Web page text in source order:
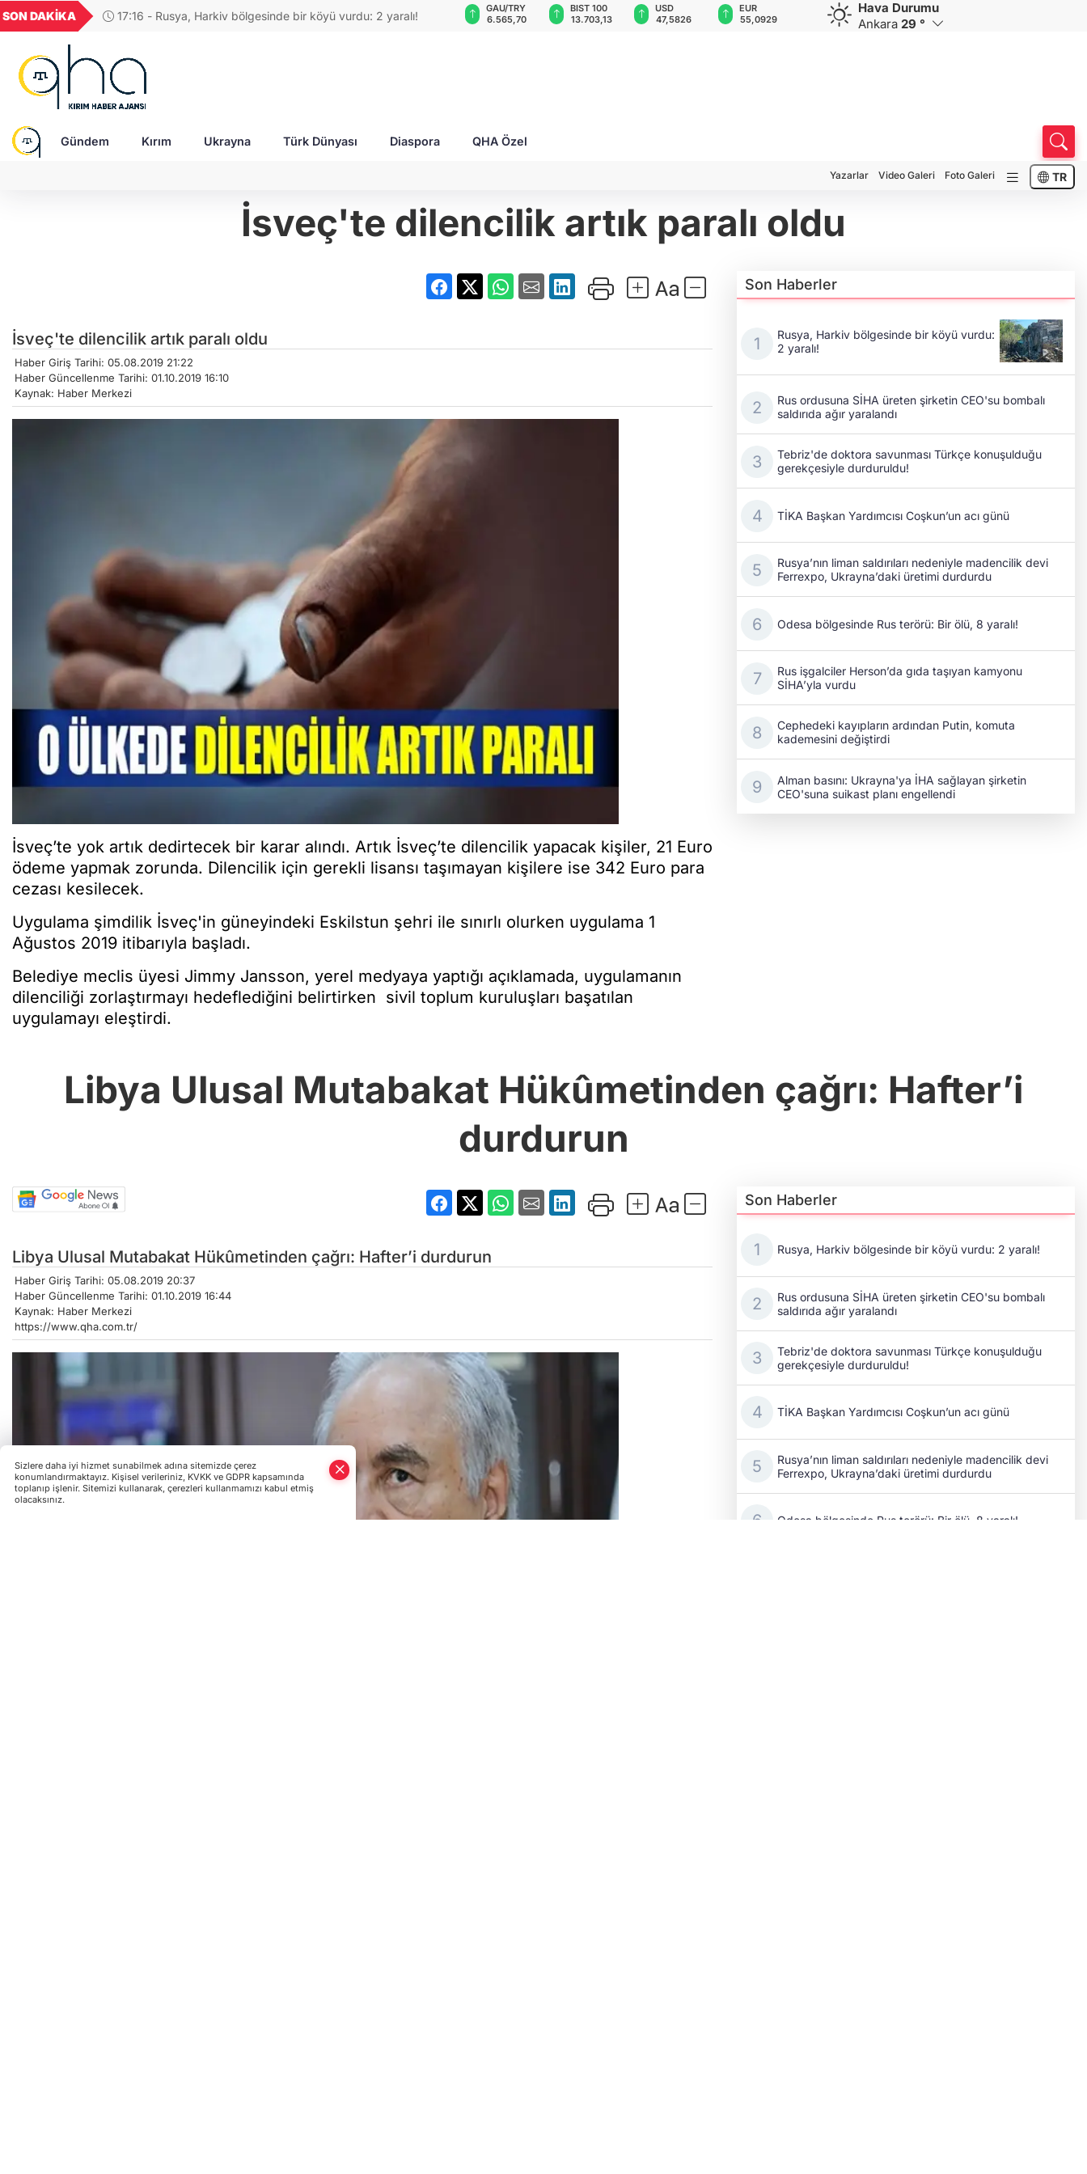
SON DAKİKA
17:04 - Rus ordusuna SİHA üreten şirketin CEO'su bombalı
1,1854
18,1960
16,2453
28,0626
0,0018
GAU/TRY
6.565,70
BIST 100
13.703,13
USD
47,5826
55,0929
64,2218
CHF
58,9984
CAD
33,9703
Hava Durumu
Ankara 29 °
Gündem Kırım Ukrayna Türk Dünyası Diaspora QHA Özel
Yazarlar Video Galeri Foto Galeri TR
İsveç'te dilencilik artık paralı oldu
İsveç'te dilencilik artık paralı oldu
Haber Giriş Tarihi: 05.08.2019 21:22
Haber Güncellenme Tarihi: 01.10.2019 16:10
Kaynak: Haber Merkezi
İsveç’te yok artık dedirtecek bir karar alındı. Artık İsveç’te dilencilik yapacak kişiler, 21 Euro
ödeme yapmak zorunda. Dilencilik için gerekli lisansı taşımayan kişilere ise 342 Euro para
cezası kesilecek.
Uygulama şimdilik İsveç'in güneyindeki Eskilstun şehri ile sınırlı olurken uygulama 1
Ağustos 2019 itibarıyla başladı.
Belediye meclis üyesi Jimmy Jansson, yerel medyaya yaptığı açıklamada, uygulamanın
dilenciliği zorlaştırmayı hedeflediğini belirtirken sivil toplum kuruluşları başatılan
uygulamayı eleştirdi.
Son Haberler
Rusya, Harkiv bölgesinde bir köyü vurdu:
2 yaralı!
Rus ordusuna SİHA üreten şirketin CEO'su bombalı
saldırıda ağır yaralandı
Tebriz'de doktora savunması Türkçe konuşulduğu
gerekçesiyle durduruldu!
TİKA Başkan Yardımcısı Coşkun’un acı günü
Rusya’nın liman saldırıları nedeniyle madencilik devi
Ferrexpo, Ukrayna’daki üretimi durdurdu
Odesa bölgesinde Rus terörü: Bir ölü, 8 yaralı!
Rus işgalciler Herson’da gıda taşıyan kamyonu
SİHA’yla vurdu
Cephedeki kayıpların ardından Putin, komuta
kademesini değiştirdi
Alman basını: Ukrayna'ya İHA sağlayan şirketin
CEO'suna suikast planı engellendi
Libya Ulusal Mutabakat Hükûmetinden çağrı: Hafter’i
durdurun
Libya Ulusal Mutabakat Hükûmetinden çağrı: Hafter’i durdurun
Haber Giriş Tarihi: 05.08.2019 20:37
Haber Güncellenme Tarihi: 01.10.2019 16:44
Kaynak: Haber Merkezi
https://www.qha.com.tr/
Son Haberler
Rusya, Harkiv bölgesinde bir köyü vurdu: 2 yaralı!
Rus ordusuna SİHA üreten şirketin CEO'su bombalı
saldırıda ağır yaralandı
Tebriz'de doktora savunması Türkçe konuşulduğu
gerekçesiyle durduruldu!
TİKA Başkan Yardımcısı Coşkun’un acı günü
Rusya’nın liman saldırıları nedeniyle madencilik devi
Ferrexpo, Ukrayna’daki üretimi durdurdu
Odesa bölgesinde Rus terörü: Bir ölü, 8 yaralı!
Sizlere daha iyi hizmet sunabilmek adına sitemizde çerez
konumlandırmaktayız. Kişisel verileriniz, KVKK ve GDPR kapsamında
toplanıp işlenir. Sitemizi kullanarak, çerezleri kullanmamızı kabul etmiş
olacaksınız.